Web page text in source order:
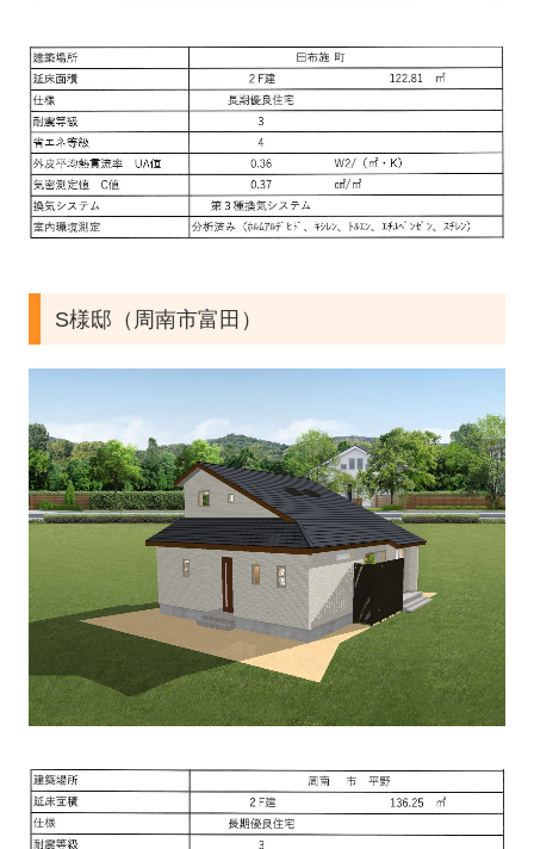
採用情報
募集要項 土木作業員
募集要項 左官見習
お問い合せ
S様邸（周南市富田）